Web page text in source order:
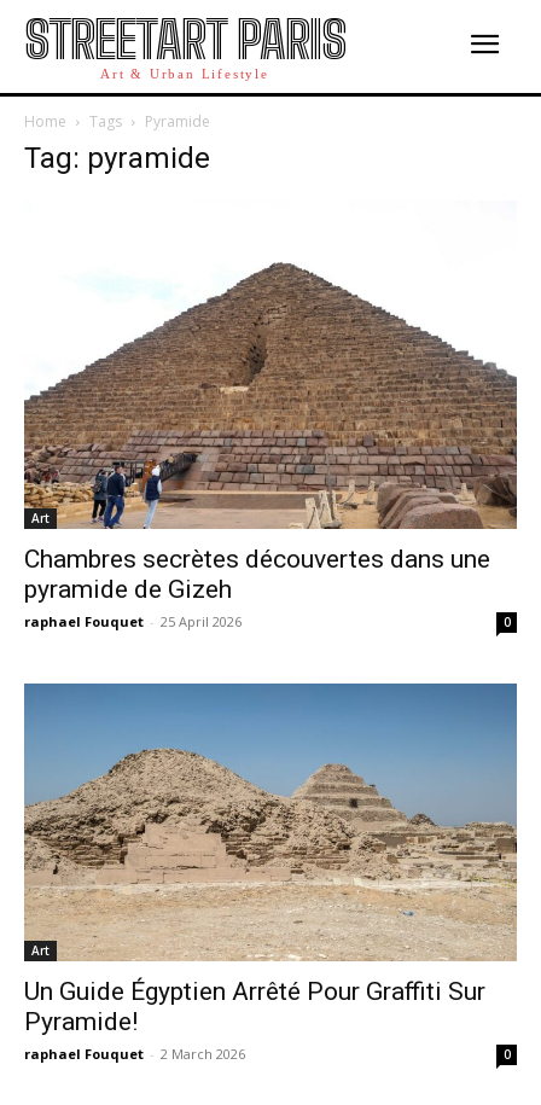
STREETART PARIS
Art & Urban Lifestyle
Home Tags Pyramide
Tag: pyramide
Art
Chambres secrètes découvertes dans une
pyramide de Gizeh
raphael Fouquet - 25 April 2026 0
Art
Un Guide Égyptien Arrêté Pour Graffiti Sur
Pyramide!
raphael Fouquet - 2 March 2026 0